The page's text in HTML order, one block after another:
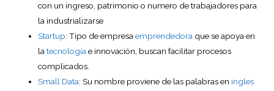
con un ingreso, patrimonio o numero de trabajadores para
la industrializarse
Startup: Tipo de empresaemprendedora que se apoya en
latecnología e innovación, buscan facilitar procesos
complicados.
Small Data: Su nombre proviene de las palabras en ingles